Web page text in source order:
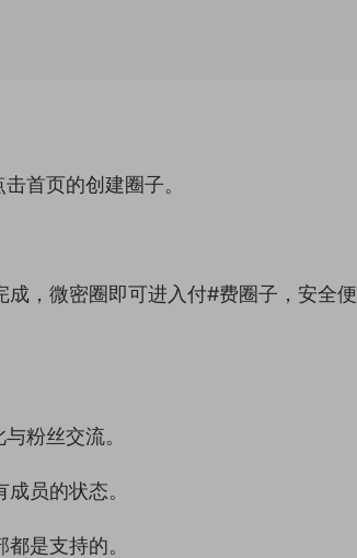
首页的创建圈子。
，微密圈即可进入付#费圈子，安全便
粉丝交流。
员的状态。
是支持的。